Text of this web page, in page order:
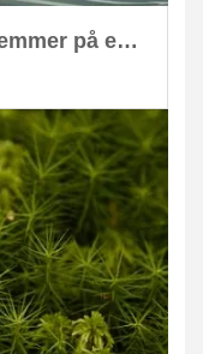
Taiwans gigantiske træer gemmer på enorm CO2-lagring